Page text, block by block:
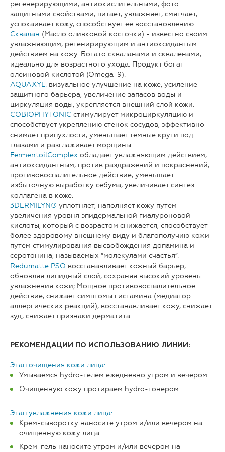
регенерирующими, антиокислительными, фото
защитными свойствами, питает, увлажняет, смягчает,
успокаивает кожу, способствует ее восстановлению.
Сквалан (Масло оливковой косточки) - известно своим
увлажняющим, регенирирующим и антиоксидантым
действием на кожу. Богато скваланами и скваленами,
идеально для возрастного ухода. Продукт богат
олеиновой кислотой (Оmega-9).
AQUAXYL: визуальное улучшение на коже, усиление
защитного барьера, увеличение запасов воды и
циркуляция воды, укрепляется внешний слой кожи.
COBIOPHYTONIC стимулирует микроциркуляцию и
способствует укреплению стенок сосудов, эффективно
снимает припухлости, уменьшает темные круги под
глазами и разглаживает морщины.
FermentoilComplex обладает увлажняющим действием,
антиоксидантным, против раздражений и покраснений,
противовоспалительное действие, уменьшает
избыточную выработку себума, увеличивает синтез
коллагена в коже.
3DERMILYN® уплотняет, наполняет кожу путем
увеличения уровня эпидермальной гиалуроновой
кислоты, который с возрастом снижается, способствует
более здоровому внешнему виду и благополучию кожи
путем стимулирования высвобождения допамина и
серотонина, называемых “молекулами счастья”.
Redumatte PSO восстанавливает кожный барьер,
обновляя липидный слой, сохраняя высокий уровень
увлажнения кожи; Мощное противовоспалительное
действие, снижает симптомы гистамина (медиатор
аллергических реакций), восстанавливает кожу, снижает
зуд, снижает признаки дерматита.
РЕКОМЕНДАЦИИ ПО ИСПОЛЬЗОВАНИЮ ЛИНИИ:
Этап очищения кожи лица:
Умываемся hydro-гелем ежедневно утром и вечером.
Очищенную кожу протираем hydro-тонером.
Этап увлажнения кожи лица:
Крем-сыворотку наносите утром и/или вечером на
очищенную кожу лица.
Крем-гель наносите утром и/или вечером на